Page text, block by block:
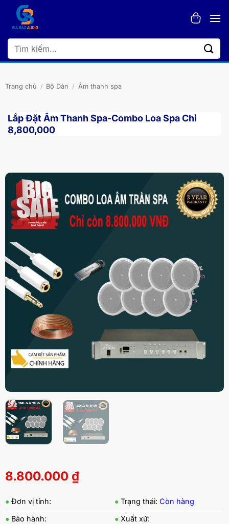
dung
Tìm
kiếm:
Trang chủ / Bộ Dàn / Âm thanh spa
Lắp Đặt Âm Thanh Spa-Combo Loa Spa Chỉ
8,800,000
8.800.000 ₫
● Đơn vị tính: ● Trạng thái: Còn hàng
● Bảo hành: ● Xuất xứ: